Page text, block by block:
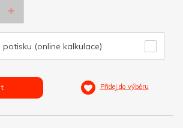
potisku (online kalkulace)
Přidej do výběru